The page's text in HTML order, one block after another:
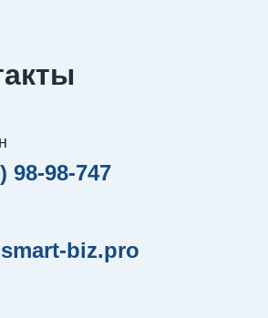
98-98-747
biz.pro